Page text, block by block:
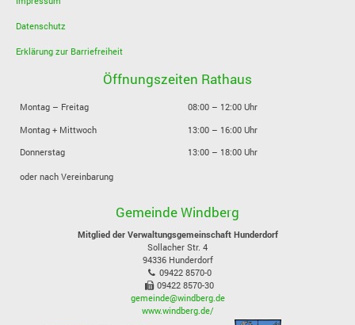
Datenschutz
Erklärung zur Barriefreiheit
Öffnungszeiten Rathaus
Montag – Freitag
08:00 – 12:00 Uhr
Montag + Mittwoch
13:00 – 16:00 Uhr
Donnerstag
13:00 – 18:00 Uhr
oder nach Vereinbarung
Gemeinde Windberg
Mitglied der Verwaltungsgemeinschaft Hunderdorf
Sollacher Str. 4
94336 Hunderdorf
09422 8570-0
09422 8570-30
gemeinde@windberg.de
www.windberg.de/